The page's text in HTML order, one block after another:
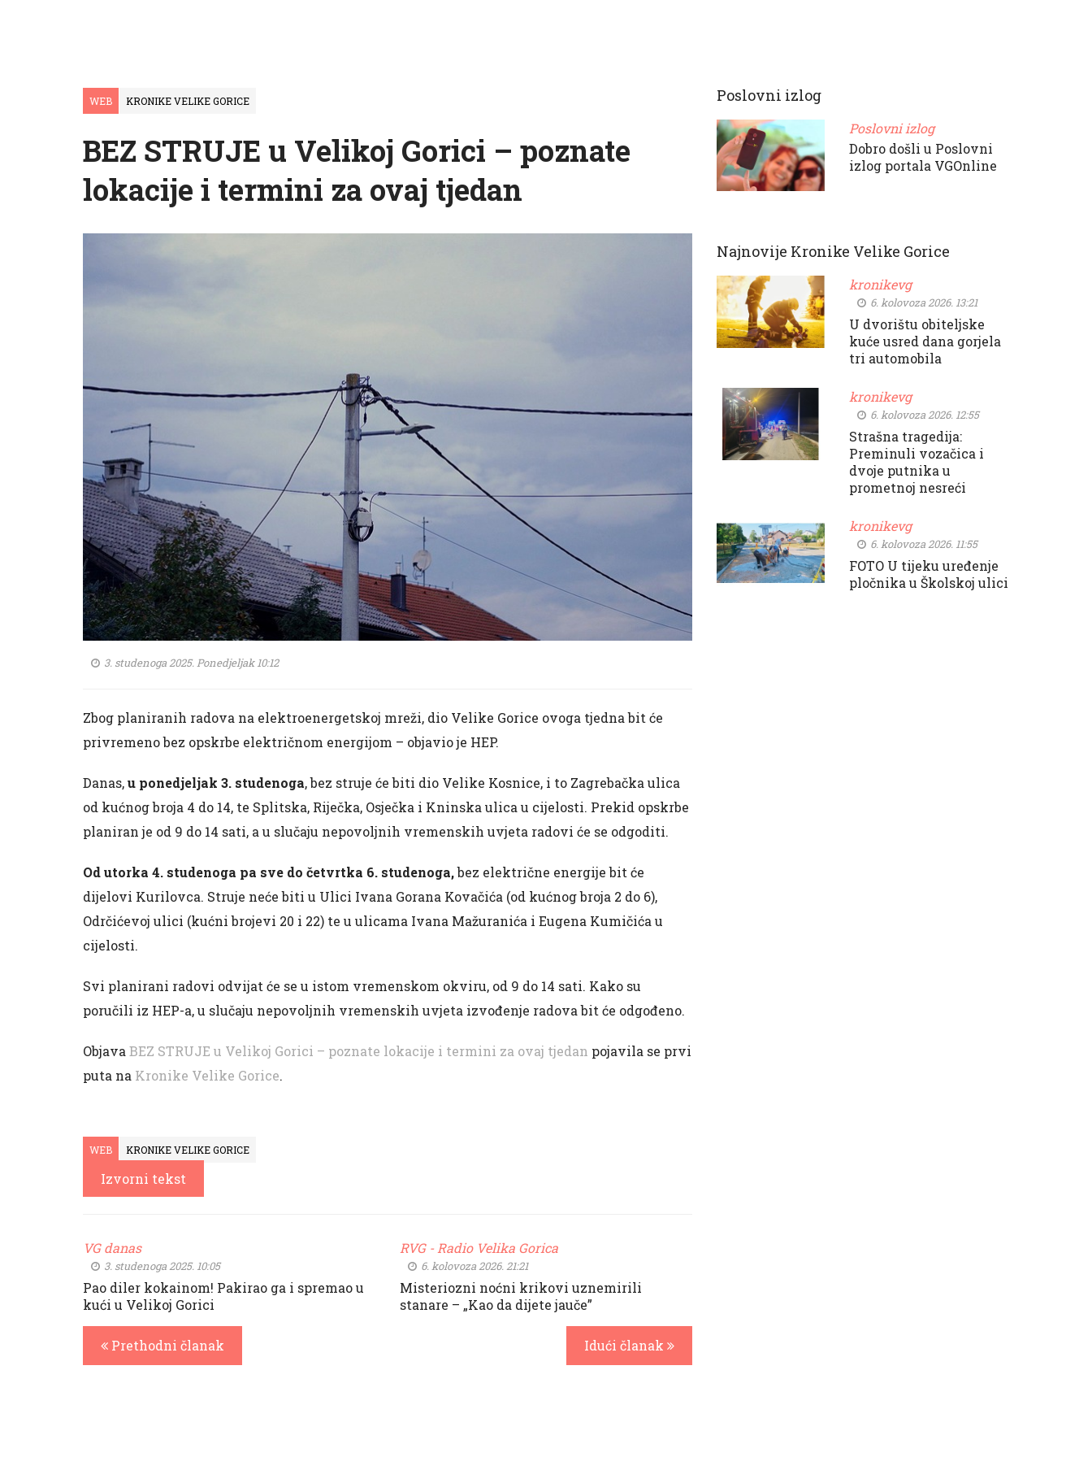
WEB KRONIKE VELIKE GORICE
BEZ STRUJE u Velikoj Gorici – poznate
lokacije i termini za ovaj tjedan
3. studenoga 2025. Ponedjeljak 10:12
Zbog planiranih radova na elektroenergetskoj mreži, dio Velike Gorice ovoga tjedna bit će
privremeno bez opskrbe električnom energijom – objavio je HEP.
Danas,u ponedjeljak 3. studenoga, bez struje će biti dio Velike Kosnice, i to Zagrebačka ulica
od kućnog broja 4 do 14, te Splitska, Riječka, Osječka i Kninska ulica u cijelosti. Prekid opskrbe
planiran je od 9 do 14 sati, a u slučaju nepovoljnih vremenskih uvjeta radovi će se odgoditi.
Od utorka 4. studenoga pa sve do četvrtka 6. studenoga,bez električne energije bit će
dijelovi Kurilovca. Struje neće biti u Ulici Ivana Gorana Kovačića (od kućnog broja 2 do 6),
Odrčićevoj ulici (kućni brojevi 20 i 22) te u ulicama Ivana Mažuranića i Eugena Kumičića u
cijelosti.
Svi planirani radovi odvijat će se u istom vremenskom okviru, od 9 do 14 sati. Kako su
poručili iz HEP-a, u slučaju nepovoljnih vremenskih uvjeta izvođenje radova bit će odgođeno.
ObjavaBEZ STRUJE u Velikoj Gorici – poznate lokacije i termini za ovaj tjedan pojavila se prvi
puta na Kronike Velike Gorice.
WEB KRONIKE VELIKE GORICE
Izvorni tekst
VG danas
3. studenoga 2025. 10:05
Pao diler kokainom! Pakirao ga i spremao u
kući u Velikoj Gorici
Prethodni članak
RVG - Radio Velika Gorica
6. kolovoza 2026. 21:21
Misteriozni noćni krikovi uznemirili
stanare – „Kao da dijete jauče”
Idući članak
Poslovni izlog
Poslovni izlog
Dobro došli u Poslovni
izlog portala VGOnline
Najnovije Kronike Velike Gorice
kronikevg
6. kolovoza 2026. 13:21
U dvorištu obiteljske
kuće usred dana gorjela
tri automobila
kronikevg
6. kolovoza 2026. 12:55
Strašna tragedija:
Preminuli vozačica i
dvoje putnika u
prometnoj nesreći
kronikevg
6. kolovoza 2026. 11:55
FOTO U tijeku uređenje
pločnika u Školskoj ulici